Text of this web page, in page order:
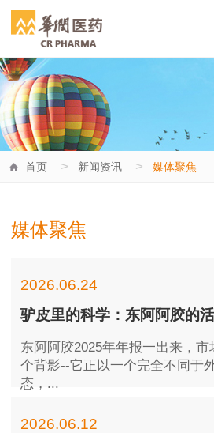
首页 > 新闻资讯 > 媒体聚焦
媒体聚焦
驴皮里的科学：东阿阿胶的
东阿阿胶2025年年报一出来，
个背影--它正以一个完全不同于
态，...
2026.06.24
2026.06.12